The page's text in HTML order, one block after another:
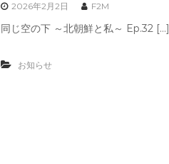
2026年2月2日 F2M
同じ空の下 ～北朝鮮と私～ Ep.32 […]
お知らせ